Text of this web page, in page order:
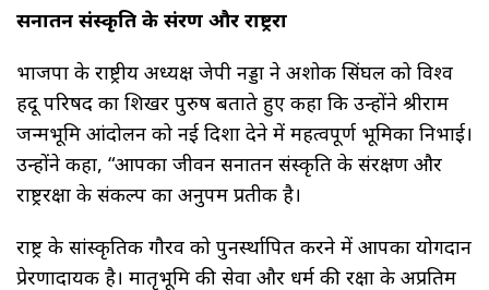
सनातन संस्कृति के संरक्षण और राष्ट्ररक्षा
भाजपा के राष्ट्रीय अध्यक्ष जेपी नड्डा ने अशोक सिंघल को विश्व
हिंदू परिषद का शिखर पुरुष बताते हुए कहा कि उन्होंने श्रीराम
जन्मभूमि आंदोलन को नई दिशा देने में महत्वपूर्ण भूमिका निभाई।
उन्होंने कहा, “आपका जीवन सनातन संस्कृति के संरक्षण और
राष्ट्ररक्षा के संकल्प का अनुपम प्रतीक है।
राष्ट्र के सांस्कृतिक गौरव को पुनर्स्थापित करने में आपका योगदान
प्रेरणादायक है। मातृभूमि की सेवा और धर्म की रक्षा के अप्रतिम